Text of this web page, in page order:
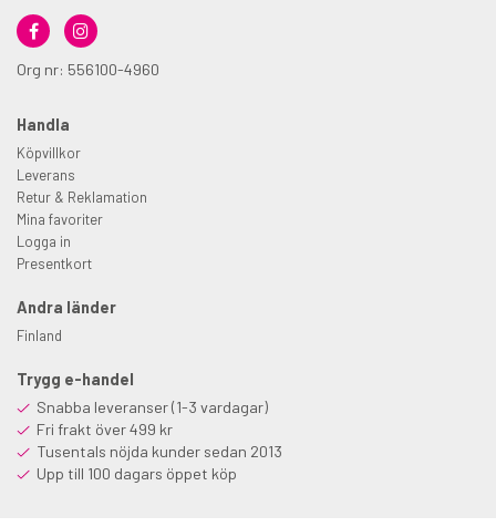
Org nr: 556100-4960
Handla
Köpvillkor
Leverans
Retur & Reklamation
Mina favoriter
Logga in
Presentkort
Andra länder
Finland
Trygg e-handel
Snabba leveranser (1-3 vardagar)
Fri frakt över 499 kr
Tusentals nöjda kunder sedan 2013
Upp till 100 dagars öppet köp